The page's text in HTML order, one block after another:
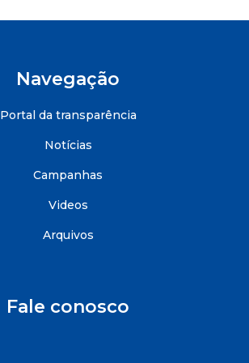
Navegação
Portal da transparência
Notícias
Campanhas
Videos
Arquivos
Fale conosco